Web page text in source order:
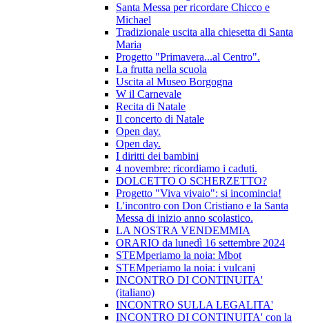
Santa Messa per ricordare Chicco e
Michael
Tradizionale uscita alla chiesetta di Santa
Maria
Progetto "Primavera...al Centro".
La frutta nella scuola
Uscita al Museo Borgogna
W il Carnevale
Recita di Natale
Il concerto di Natale
Open day.
Open day.
I diritti dei bambini
4 novembre: ricordiamo i caduti.
DOLCETTO O SCHERZETTO?
Progetto "Viva vivaio": si incomincia!
L'incontro con Don Cristiano e la Santa
Messa di inizio anno scolastico.
LA NOSTRA VENDEMMIA
ORARIO da lunedì 16 settembre 2024
STEMperiamo la noia: Mbot
STEMperiamo la noia: i vulcani
INCONTRO DI CONTINUITA'
(italiano)
INCONTRO SULLA LEGALITA'
INCONTRO DI CONTINUITA' con la